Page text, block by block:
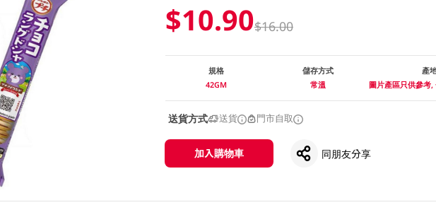
$10.90$16.00
規格
42GM
儲存方式
常溫
產
圖片產區只供參考
送貨方式 送貨 門市自取
加入購物車 同朋友分享